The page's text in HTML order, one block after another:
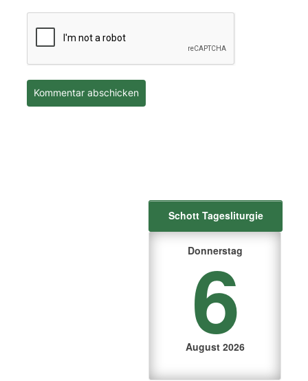
Schott Tagesliturgie
Donnerstag
6
August 2026